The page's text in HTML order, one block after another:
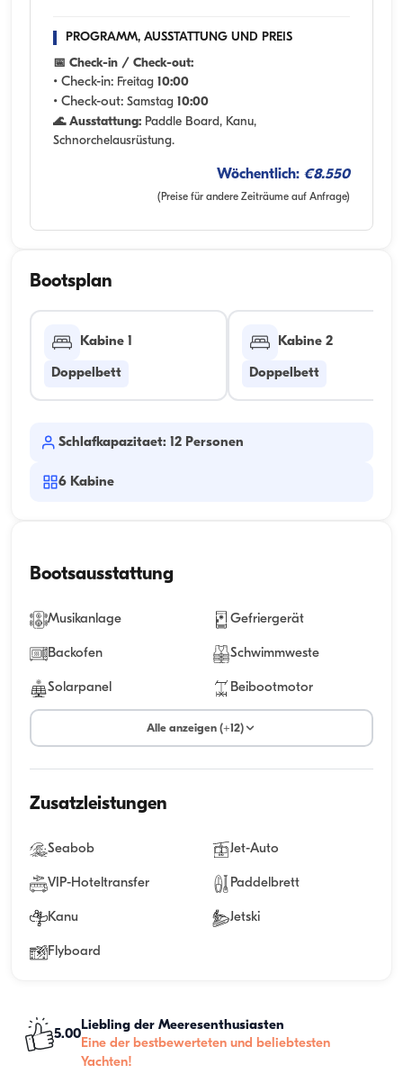
PROGRAMM, AUSSTATTUNG UND PREIS
📅 Check-in / Check-out:
• Check-in: Freitag 10:00
• Check-out: Samstag 10:00
🌊 Ausstattung: Paddle Board, Kanu,
Schnorchelausrüstung.
Wöchentlich: €8.550
(Preise für andere Zeiträume auf Anfrage)
Bootsplan
Kabine 1
Doppelbett
Kabine 2
Doppelbett
Schlafkapazitaet: 12 Personen
6 Kabine
Bootsausstattung
Musikanlage Gefriergerät
Backofen Schwimmweste
Solarpanel Beibootmotor
Alle anzeigen (+12)
Zusatzleistungen
Seabob Jet-Auto
VIP-Hoteltransfer Paddelbrett
Kanu Jetski
Flyboard
5.00
Liebling der Meeresenthusiasten
Eine der bestbewerteten und beliebtesten
Yachten!